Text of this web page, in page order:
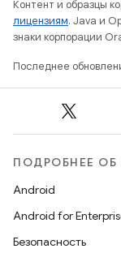
Контент и образцы
лицензиям. Java и
знаки корпорации
Последнее
ПОДРОБНЕЕ ОБ
Android
Android for
Безопасность